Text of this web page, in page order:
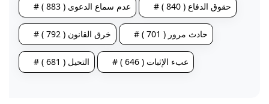
# عدم سماع الدعوى ( 883 ) # حقوق الدفاع ( 840 )
# خرق القانون ( 792 ) # حادث مرور ( 701 )
# التحيل ( 681 ) # عبء الإثبات ( 646 )